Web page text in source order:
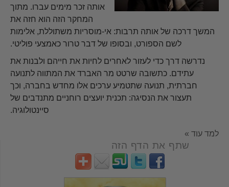
אותה זכר מימים עברו. מתוך
המחקר הזה הוא חזה את
המשך דרכה של אותה תרבות: אי-מוסריות משתוללת, אלימות
לשם הספורט, ובסופו של דבר טרור כאמצעי פוליטי.
נדרשה דרך כדי לעזור לאחרים לחיות את חייהם ולבנות את
עתידם. כתשובה שרטט מר האברד את המתווה לתנועה
חברתית, תנועה שתטמיע ערכים אלו מחדש בחברה, וכך
תעצור את הנסיגה: תכנית יועצים רוחניים מתנדבים של
סיינטולוגיה.
למד עוד »
שתף את הדף הזה